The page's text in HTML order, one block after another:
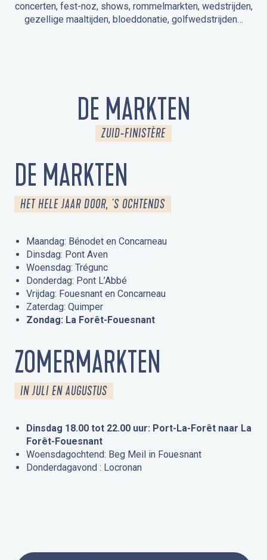
concerten, fest-noz, shows, rommelmarkten, wedstrijden,
gezellige maaltijden, bloeddonatie, golfwedstrijden…
DE MARKTEN
ZUID-FINISTÈRE
DE MARKTEN
HET HELE JAAR DOOR, 'S OCHTENDS
Maandag: Bénodet en Concarneau
Dinsdag: Pont Aven
Woensdag: Trégunc
Donderdag: Pont L’Abbé
Vrijdag: Fouesnant en Concarneau
Zaterdag: Quimper
Zondag: La Forêt-Fouesnant
ZOMERMARKTEN
IN JULI EN AUGUSTUS
Dinsdag 18.00 tot 22.00 uur: Port-La-Forêt naar La
Forêt-Fouesnant
Woensdagochtend: Beg Meil in Fouesnant
Donderdagavond : Locronan